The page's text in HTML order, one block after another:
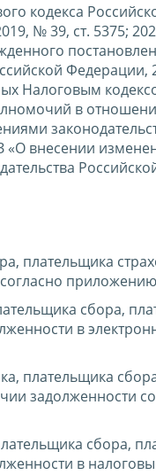
кодекса
№ 39, ст. 5375;
Федерации,
Налоговым
в
внесении
плательщика
сбора,
в
плательщика
задолженности
сбора,
в